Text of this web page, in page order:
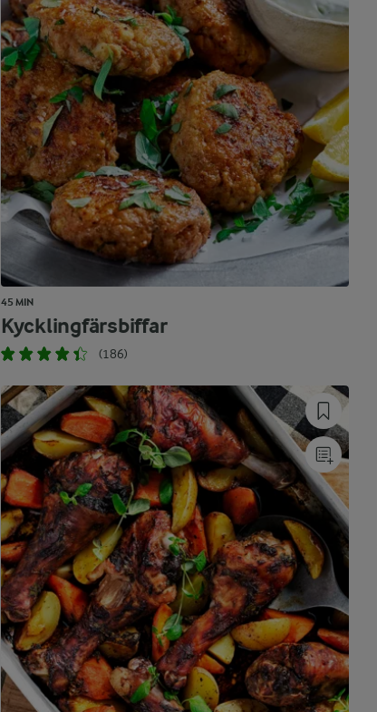
45 MIN
Kycklingfärsbiffar
(186)